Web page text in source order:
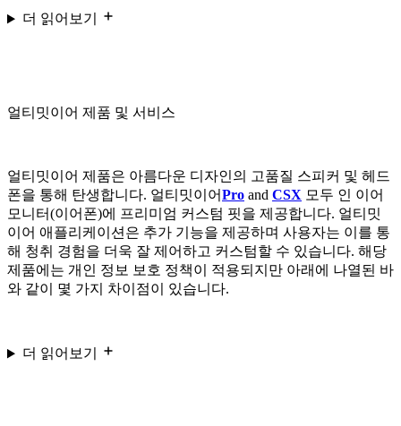
더 읽어보기
얼티밋이어 제품 및 서비스
얼티밋이어 제품은 아름다운 디자인의 고품질 스피커 및 헤드
폰을 통해 탄생합니다. 얼티밋이어Pro and CSX 모두 인 이어
모니터(이어폰)에 프리미엄 커스텀 핏을 제공합니다. 얼티밋
이어 애플리케이션은 추가 기능을 제공하며 사용자는 이를 통
해 청취 경험을 더욱 잘 제어하고 커스텀할 수 있습니다. 해당
제품에는 개인 정보 보호 정책이 적용되지만 아래에 나열된 바
와 같이 몇 가지 차이점이 있습니다.
더 읽어보기